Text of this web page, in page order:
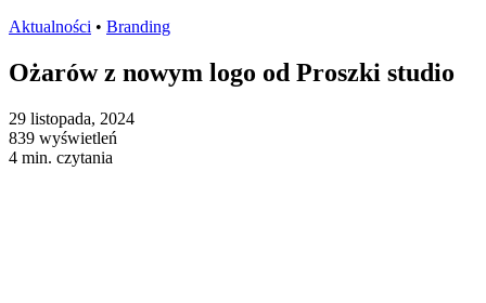
Aktualności • Branding
Ożarów z nowym logo od Proszki studio
29 listopada, 2024
839 wyświetleń
4 min. czytania